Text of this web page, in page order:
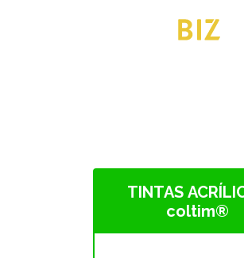
TINTAS
coltim®